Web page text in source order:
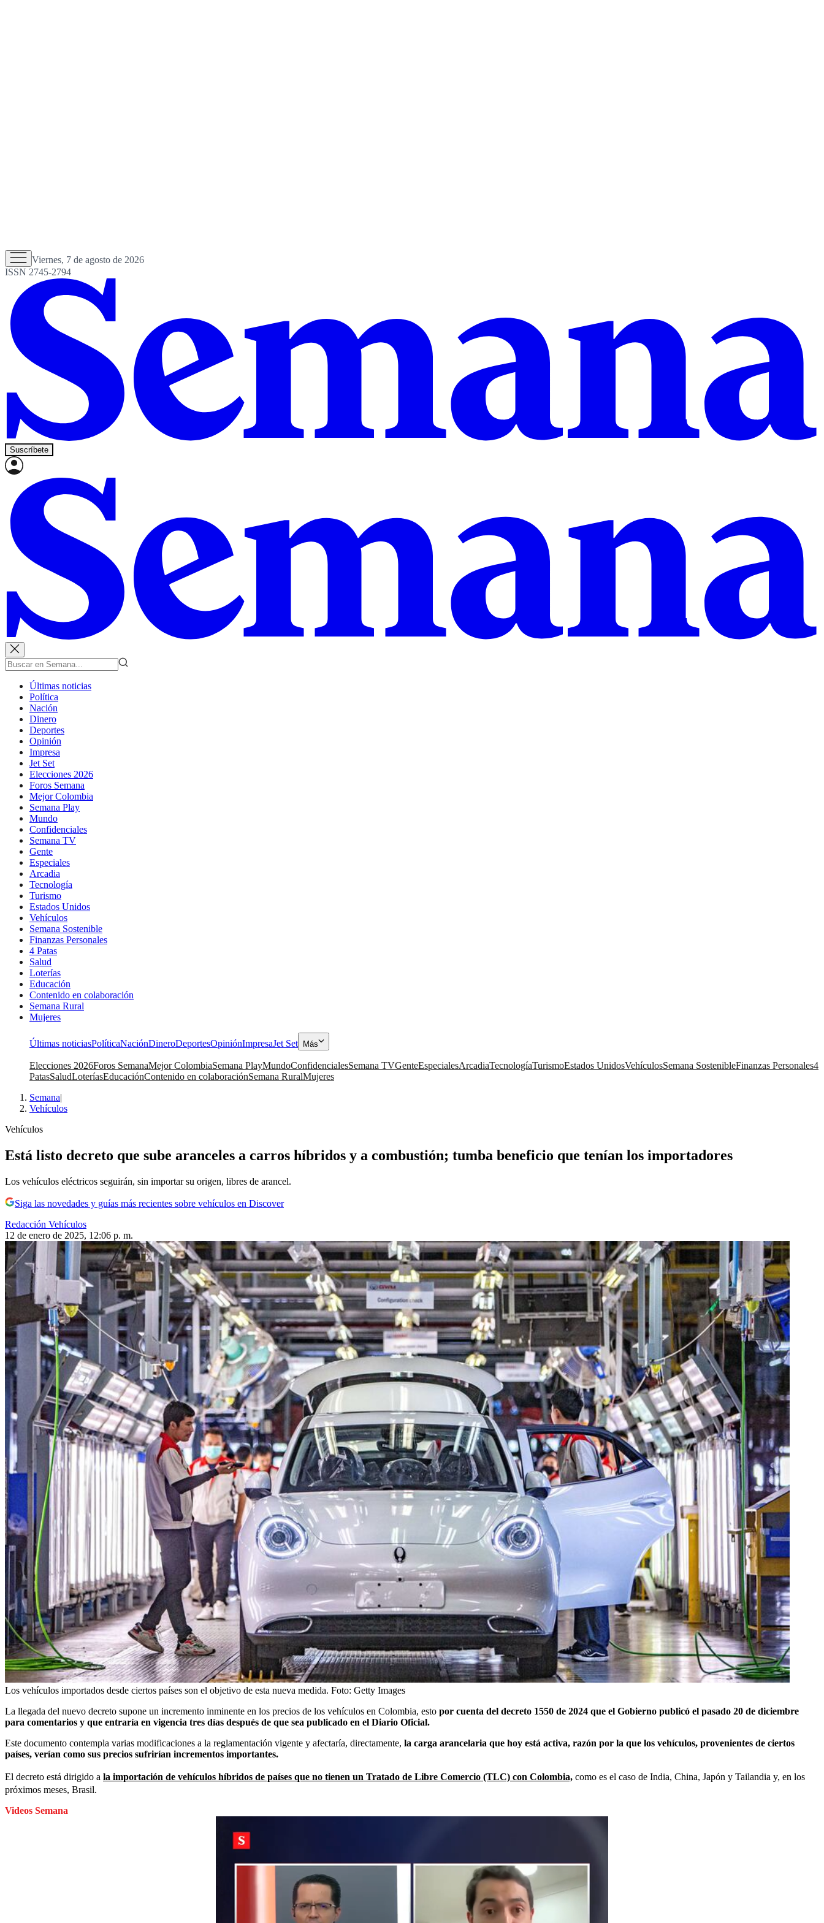
Viernes, 7 de agosto de 2026
ISSN 2745-2794
Suscríbete
Últimas noticias
Política
Nación
Dinero
Deportes
Opinión
Impresa
Jet Set
Elecciones 2026
Foros Semana
Mejor Colombia
Semana Play
Mundo
Confidenciales
Semana TV
Gente
Especiales
Arcadia
Tecnología
Turismo
Estados Unidos
Vehículos
Semana Sostenible
Finanzas Personales
4 Patas
Salud
Loterías
Educación
Contenido en colaboración
Semana Rural
Mujeres
Últimas noticiasPolíticaNaciónDineroDeportesOpiniónImpresaJet Set Más
Elecciones 2026Foros SemanaMejor ColombiaSemana PlayMundoConfidencialesSemana TVGenteEspecialesArcadiaTecnologíaTurismoEstados UnidosVehículosSemana SostenibleFinanzas Personales4
PatasSaludLoteríasEducaciónContenido en colaboraciónSemana RuralMujeres
Semana|
Vehículos
Vehículos
Está listo decreto que sube aranceles a carros híbridos y a combustión; tumba beneficio que tenían los importadores
Los vehículos eléctricos seguirán, sin importar su origen, libres de arancel.
Siga las novedades y guías más recientes sobre vehículos en Discover
Redacción Vehículos
12 de enero de 2025, 12:06 p. m.
Los vehículos importados desde ciertos países son el objetivo de esta nueva medida. Foto: Getty Images
La llegada del nuevo decreto supone un incremento inminente en los precios de los vehículos en Colombia, esto por cuenta del decreto 1550 de 2024 que el Gobierno publicó el pasado 20 de diciembre
para comentarios y que entraría en vigencia tres días después de que sea publicado en el Diario Oficial.
Este documento contempla varias modificaciones a la reglamentación vigente y afectaría, directamente, la carga arancelaria que hoy está activa, razón por la que los vehículos, provenientes de ciertos
países, verían como sus precios sufrirían incrementos importantes.
El decreto está dirigido a la importación de vehículos híbridos de países que no tienen un Tratado de Libre Comercio (TLC) con Colombia, como es el caso de India, China, Japón y Tailandia y, en los
próximos meses, Brasil.
Videos Semana